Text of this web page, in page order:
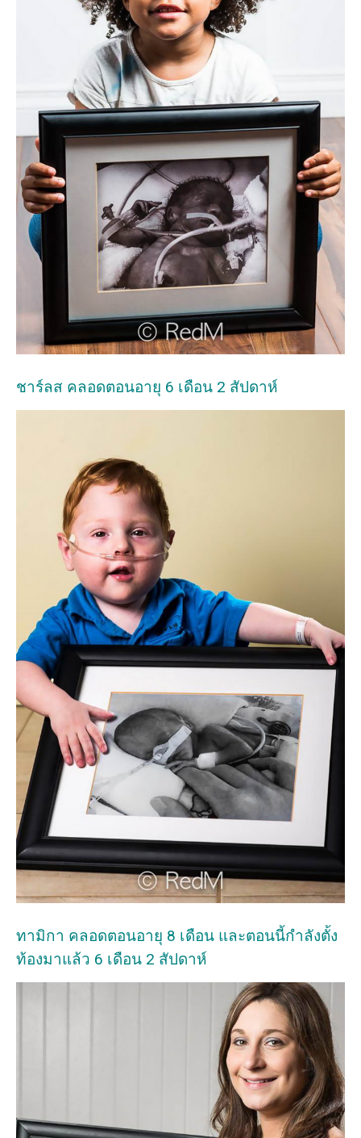
ชาร์ลส คลอดตอนอายุ 6 เดือน 2 สัปดาห์
ทามิกา คลอดตอนอายุ 8 เดือน และตอนนี้กำลังตั้ง
ท้องมาแล้ว 6 เดือน 2 สัปดาห์